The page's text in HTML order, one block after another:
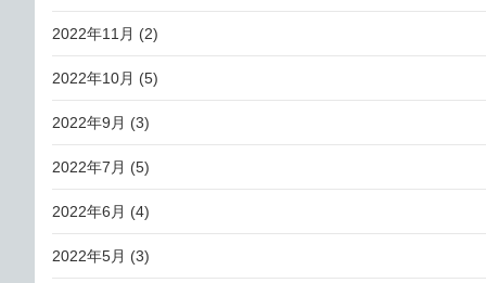
2022年11月 (2)
2022年10月 (5)
2022年9月 (3)
2022年7月 (5)
2022年6月 (4)
2022年5月 (3)